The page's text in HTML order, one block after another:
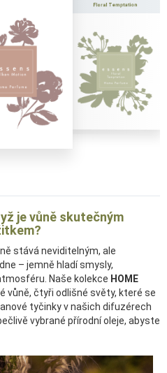
Floral Temptation
je vůně skutečným
stává neviditelným, ale
– jemně hladí smysly,
Naše kolekce HOME
vůně, čtyři odlišné světy, které se
tyčinky v našich difuzérech
vybrané přírodní oleje, abyste